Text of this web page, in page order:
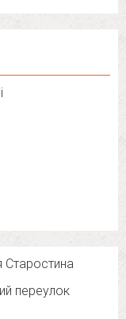
переулок